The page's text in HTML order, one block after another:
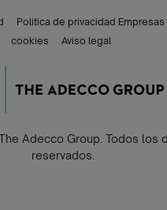
Politica de privacidad Empresas
cookies
Aviso legal
Adecco Group. Todos los
reservados.